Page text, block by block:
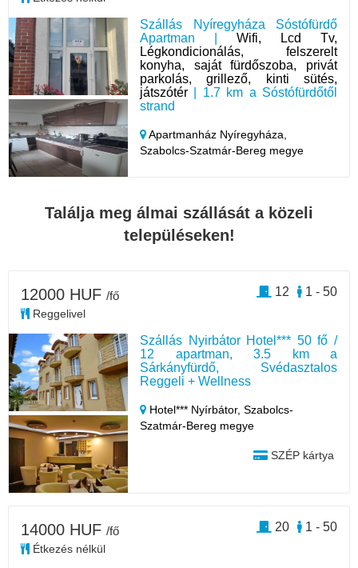
Szállás Nyíregyháza Sóstófürdő
Apartman |Wifi, Lcd Tv,
Légkondicionálás, felszerelt
konyha, saját fürdőszoba, privát
parkolás, grillező, kinti sütés,
játszótér | 1.7 km a Sóstófürdőtől
strand
Apartmanház Nyíregyháza,
Szabolcs-Szatmár-Bereg megye
Találja meg álmai szállását a közeli
településeken!
Szállás Nyirbátor Hotel*** 50 fő /
12 apartman, 3.5 km a
Sárkányfürdő, Svédasztalos
Reggeli + Wellness
Hotel*** Nyírbátor,Szabolcs-
Szatmár-Bereg megye
SZÉP kártya
12000 HUF /fő
Reggelivel
1 - 50
12
14000 HUF /fő
Étkezés nélkül
1 - 50
20